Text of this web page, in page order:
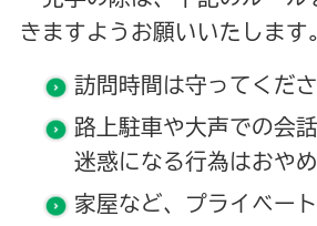
きますようお願いいたします
訪問時間は守ってくださ
路上駐車や大声での会
迷惑になる行為はおやめ
家屋など、プライベー